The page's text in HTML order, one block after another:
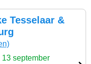
Tesselaar &
13 september